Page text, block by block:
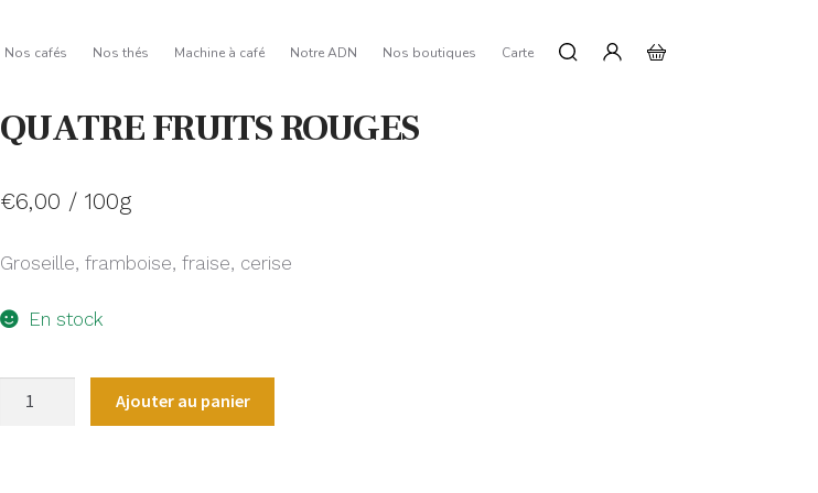
Nos cafés Nos thés Machine à café Notre ADN Nos boutiques Carte
QUATRE FRUITS ROUGES
€6,00 / 100g
Groseille, framboise, fraise, cerise
En stock
Ajouter au panier